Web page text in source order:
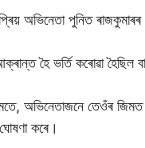
অভিনেতা পুনিত
হৈ ভৰ্তি কৰোৱা হৈছিল
অভিনেতাজনে তেওঁৰ জিমত
কৰে।